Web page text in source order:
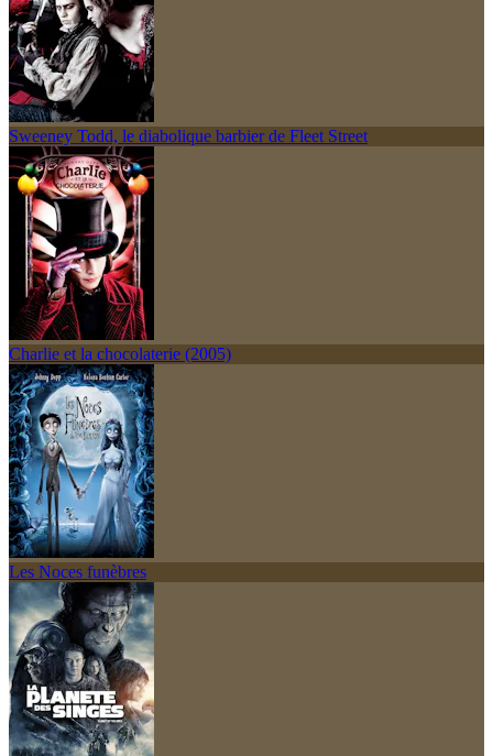
Sweeney Todd, le diabolique barbier de Fleet Street
Charlie et la chocolaterie (2005)
Les Noces funèbres